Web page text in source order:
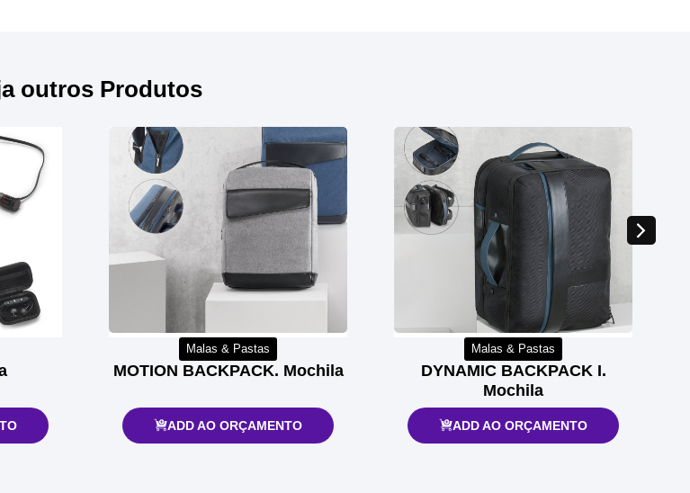
outros Produtos
Malas & Pastas
MOTION BACKPACK. Mochila
ADD AO ORÇAMENTO
Malas & Pastas
DYNAMIC BACKPACK I.
Mochila
ADD AO ORÇAMENTO